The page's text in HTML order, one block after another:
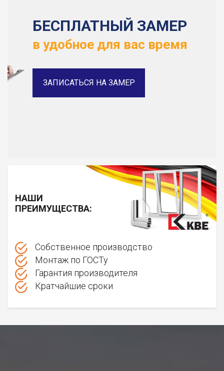
БЕСПЛАТНЫЙ ЗАМЕР
в удобное для вас время
ЗАПИСАТЬСЯ НА ЗАМЕР
НАШИ
ПРЕИМУЩЕСТВА:
Собственное производство
Монтаж по ГОСТу
Гарантия производителя
Кратчайшие сроки